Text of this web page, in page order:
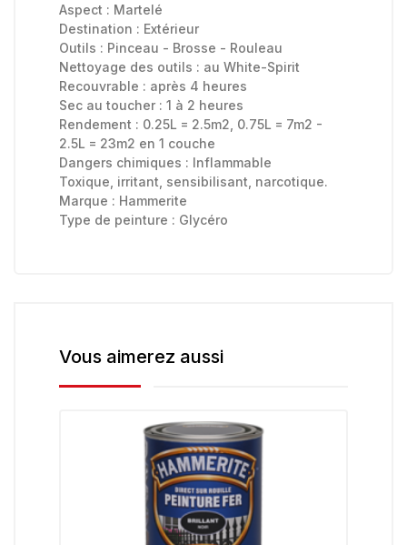
Aspect : Martelé
Destination : Extérieur
Outils : Pinceau - Brosse - Rouleau
Nettoyage des outils : au White-Spirit
Recouvrable : après 4 heures
Sec au toucher : 1 à 2 heures
Rendement : 0.25L = 2.5m2, 0.75L = 7m2 -
2.5L = 23m2 en 1 couche
Dangers chimiques : Inflammable
Toxique, irritant, sensibilisant, narcotique.
Marque : Hammerite
Type de peinture : Glycéro
Vous aimerez aussi